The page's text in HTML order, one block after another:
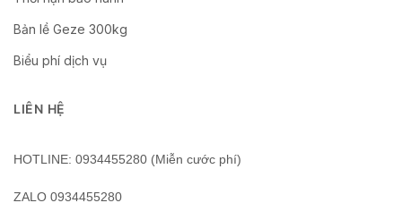
Bản lề Geze 300kg
Biểu phí dịch vụ
LIÊN HỆ
HOTLINE: 0934455280 (Miễn cước phí)
ZALO 0934455280